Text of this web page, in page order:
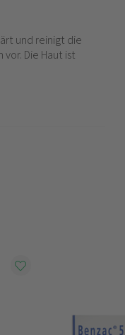
und reinigt die
Die Haut ist